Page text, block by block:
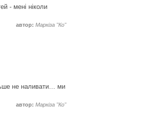
- мені ніколи
автор: Маркіза "Ко"
не наливати… ми
автор: Маркіза "Ко"